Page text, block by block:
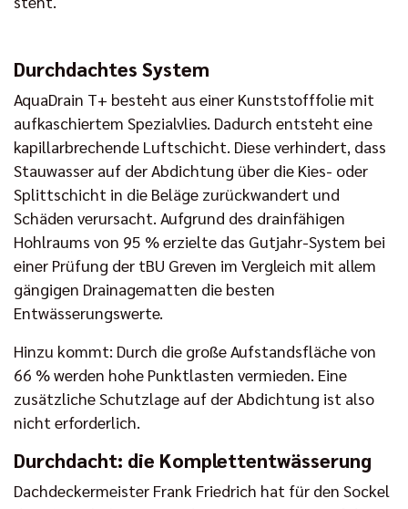
Durchdachtes System
AquaDrain T+ besteht aus einer Kunststofffolie mit
aufkaschiertem Spezialvlies. Dadurch entsteht eine
kapillarbrechende Luftschicht. Diese verhindert, dass
Stauwasser auf der Abdichtung über die Kies- oder
Splittschicht in die Beläge zurückwandert und
Schäden verursacht. Aufgrund des drainfähigen
Hohlraums von 95 % erzielte das Gutjahr-System bei
einer Prüfung der tBU Greven im Vergleich mit allem
gängigen Drainagematten die besten
Entwässerungswerte.
Hinzu kommt: Durch die große Aufstandsfläche von
66 % werden hohe Punktlasten vermieden. Eine
zusätzliche Schutzlage auf der Abdichtung ist also
nicht erforderlich.
Durchdacht: die Komplettentwässerung
Dachdeckermeister Frank Friedrich hat für den Sockel